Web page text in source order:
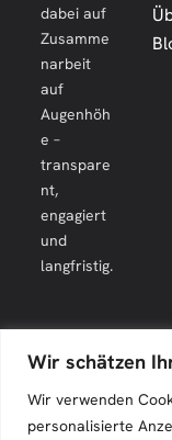
Wir schätzen
Wir verwenden
personalisierte
dabei auf
Zusamme
narbeit
auf
Augenhöh
e –
transpare
nt,
engagiert
und
langfristig.